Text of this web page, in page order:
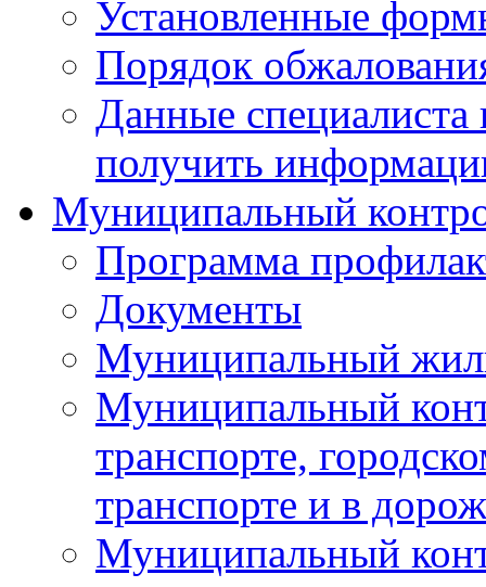
Установленные
Порядок
Данные
получить
Муниципальный
Программа
Документы
Муниципальный
Муниципальный
транспорте,
транспорте и в
Муниципальный